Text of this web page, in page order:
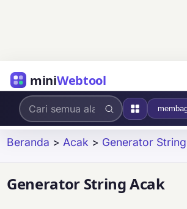
miniWebtool
Beranda > Acak > Generator
Generator String Acak